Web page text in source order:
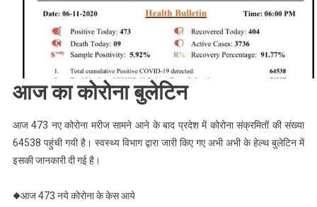
उत्तराखण्ड
के
आज
केस
473,
आज का कोरोना बुलेटिन
आज 473 नए कोरोना मरीज सामने आने के बाद प्रदेश में कोरोना संक्रमितों की संख्या
64538 पहुंची गयी है। स्वस्थ्य विभाग द्वारा जारी किए गए अभी अभी के हेल्थ बुलेटिन में
इसकी जानकारी दी गई है।
◆आज 473 नये कोरोना के केस आये